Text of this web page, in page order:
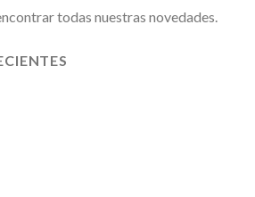
todas nuestras novedades.